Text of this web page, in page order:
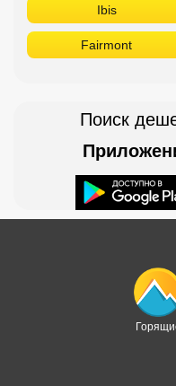
Ibis
Fairmont
Поиск